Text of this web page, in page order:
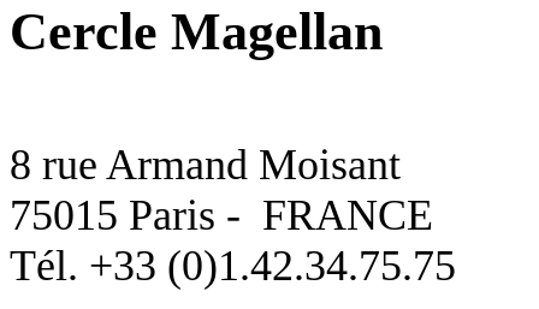
Cercle Magellan
8 rue Armand Moisant
75015 Paris - FRANCE
Tél. +33 (0)1.42.34.75.75